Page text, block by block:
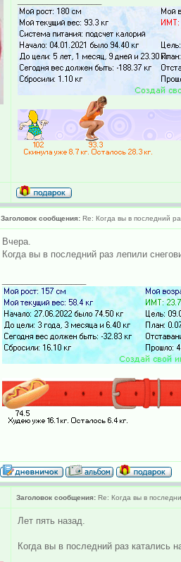
Заголовок сообщения: Re: Когда вы в последний
Вчера.
Когда вы в последний раз лепили
Заголовок сообщения: Re: Когда вы в
Лет пять назад.
Когда вы в последний раз катались